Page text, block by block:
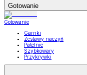
Gotowanie
Gotowanie
Garnki
Zestawy naczyń
Patelnie
Szybkowary
Przykrywki